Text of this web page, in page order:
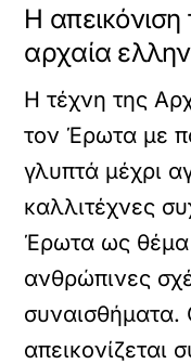
Η
αρχαία
Η τέχνη της
τον Έρωτα με
γλυπτά μέχρι
καλλιτέχνες
Έρωτα ως θέμα
ανθρώπινες
απεικονίζεται